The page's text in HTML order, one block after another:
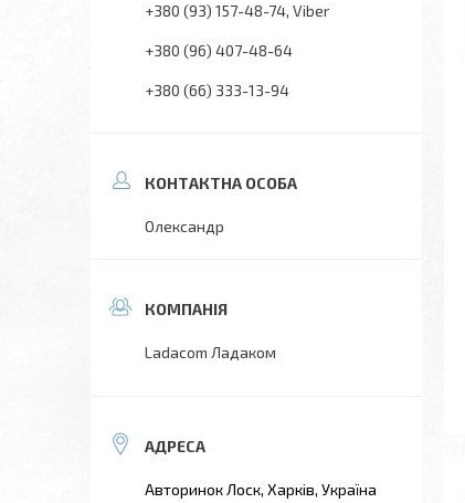
+380 (93) 157-48-74 Viber
+380 (96) 407-48-64
+380 (66) 333-13-94
Олександр
Ladacom Ладаком
Авторинок Лоск, Харків, Україна